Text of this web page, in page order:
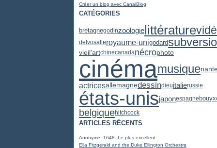
Créer un blog avec CanalBlog
CATÉGORIES
bretagnegodinzoologie littérature
delvosalleroyaume-unigodard
vieil'artchinecanadanécrophoto
cinémamusique
actricesallemagnedessindieuitalierussie
états-unisjaponespagne
belgiquehitchcock
ARTICLES RÉCENTS
Anonyme, 1648. Le plus excellent.
Ella Fitzgerald and the Duke Ellington Orchestra